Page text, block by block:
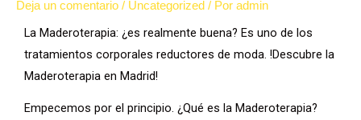
Deja un comentario / Uncategorized / Por admin
La Maderoterapia: ¿es realmente buena? Es uno de los
tratamientos corporales reductores de moda. !Descubre la
Maderoterapia en Madrid!
Empecemos por el principio. ¿Qué es la Maderoterapia?